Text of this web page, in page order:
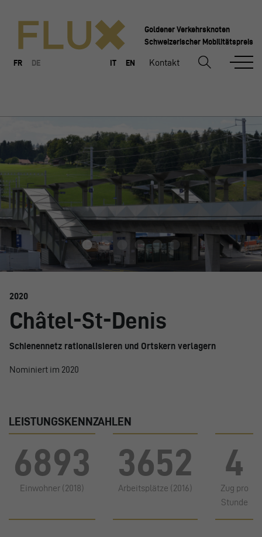
Goldener Verkehrsknoten
Schweizerischer Mobilitätspreis
FR DE IT EN Kontakt
2020
Châtel-St-Denis
Schienennetz rationalisieren und Ortskern verlagern
Nominiert im 2020
LEISTUNGSKENNZAHLEN
6893
Einwohner (2018)
3652
Arbeitsplätze (2016)
4
Zug pro
Stunde